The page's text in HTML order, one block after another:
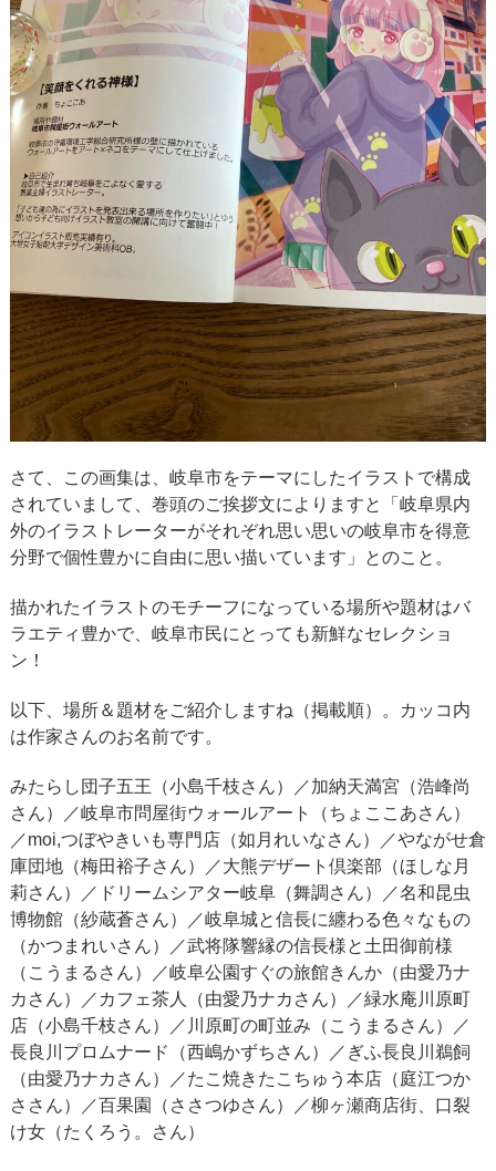
さて、この画集は、岐阜市をテーマにしたイラストで構成
されていまして、巻頭のご挨拶文によりますと「岐阜県内
外のイラストレーターがそれぞれ思い思いの岐阜市を得意
分野で個性豊かに自由に思い描いています」とのこと。
描かれたイラストのモチーフになっている場所や題材はバ
ラエティ豊かで、岐阜市民にとっても新鮮なセレクショ
ン！
以下、場所＆題材をご紹介しますね（掲載順）。カッコ内
は作家さんのお名前です。
みたらし団子五王（小島千枝さん）／加納天満宮（浩峰尚
さん）／岐阜市問屋街ウォールアート（ちょここあさん）
／moi,つぼやきいも専門店（如月れいなさん）／やながせ倉
庫団地（梅田裕子さん）／大熊デザート倶楽部（ほしな月
莉さん）／ドリームシアター岐阜（舞調さん）／名和昆虫
博物館（紗蔵蒼さん）／岐阜城と信長に纏わる色々なもの
（かつまれいさん）／武将隊響縁の信長様と土田御前様
（こうまるさん）／岐阜公園すぐの旅館きんか（由愛乃ナ
カさん）／カフェ茶人（由愛乃ナカさん）／緑水庵川原町
店（小島千枝さん）／川原町の町並み（こうまるさん）／
長良川プロムナード（西嶋かずちさん）／ぎふ長良川鵜飼
（由愛乃ナカさん）／たこ焼きたこちゅう本店（庭江つか
ささん）／百果園（ささつゆさん）／柳ヶ瀬商店街、口裂
け女（たくろう。さん）